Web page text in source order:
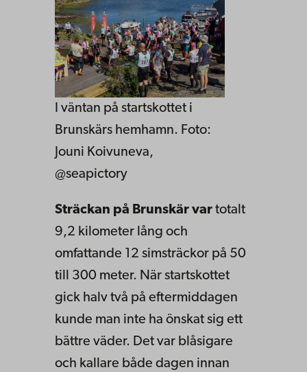
I väntan på startskottet i
Brunskärs hemhamn. Foto:
Jouni Koivuneva,
@seapictory
Sträckan på Brunskär var totalt
9,2 kilometer lång och
omfattande 12 simsträckor på 50
till 300 meter. När startskottet
gick halv två på eftermiddagen
kunde man inte ha önskat sig ett
bättre väder. Det var blåsigare
och kallare både dagen innan